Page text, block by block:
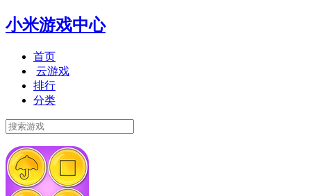
小米游戏中心
首页
云游戏
排行
分类